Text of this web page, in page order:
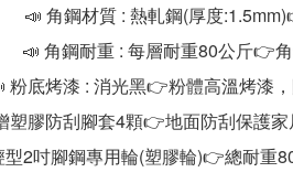
📣 角鋼材質 : 熱軋鋼(厚度
📣 角鋼耐重 : 每層耐重80公斤👉
粉底烤漆 : 消光黑👉粉體高溫烤漆
塑膠防刮腳套4顆👉地面防刮保護
2吋腳鋼專用輪(塑膠輪)👉總耐重